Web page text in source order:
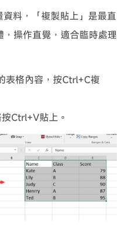
料，「複製貼上」是最直
操作直覺，適合臨時處理
表格內容，按Ctrl+C複
Ctrl+V貼上。